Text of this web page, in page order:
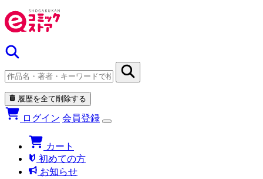
履歴を全て削除する
ログイン 会員登録
カート
初めての方
お知らせ